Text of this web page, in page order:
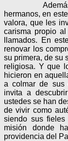
Además
hermanos, en
valora, que les
carisma propio
llamados. En
renovar los
su primera, de su
religiosa. Y que
hicieron en
a colmar de sus
invita a
ustedes se han
de vivir como
siendo sus fieles
misión donde
providencia del